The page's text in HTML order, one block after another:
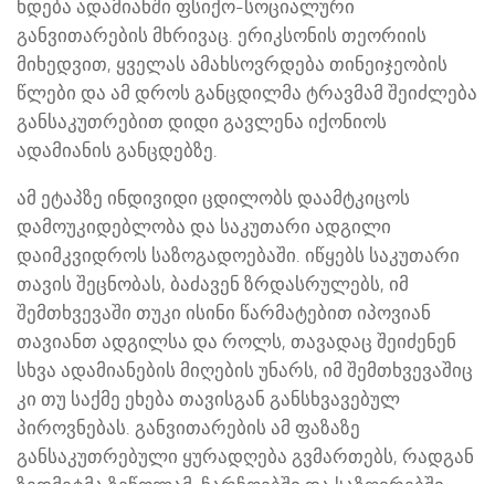
ხდება ადამიანში ფსიქო-სოციალური
განვითარების მხრივაც. ერიკსონის თეორიის
მიხედვით, ყველას ამახსოვრდება თინეიჯეობის
წლები და ამ დროს განცდილმა ტრავმამ შეიძლება
განსაკუთრებით დიდი გავლენა იქონიოს
ადამიანის განცდებზე.
ამ ეტაპზე ინდივიდი ცდილობს დაამტკიცოს
დამოუკიდებლობა და საკუთარი ადგილი
დაიმკვიდროს საზოგადოებაში. იწყებს საკუთარი
თავის შეცნობას, ბაძავენ ზრდასრულებს, იმ
შემთხვევაში თუკი ისინი წარმატებით იპოვიან
თავიანთ ადგილსა და როლს, თავადაც შეიძენენ
სხვა ადამიანების მიღების უნარს, იმ შემთხვევაშიც
კი თუ საქმე ეხება თავისგან განსხვავებულ
პიროვნებას. განვითარების ამ ფაზაზე
განსაკუთრებული ყურადღება გვმართებს, რადგან